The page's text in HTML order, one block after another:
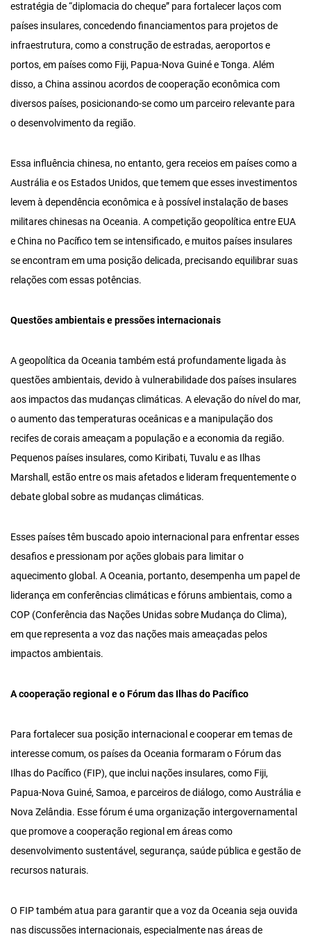
estratégia de “diplomacia do cheque” para fortalecer laços com
países insulares, concedendo financiamentos para projetos de
infraestrutura, como a construção de estradas, aeroportos e
portos, em países como Fiji, Papua-Nova Guiné e Tonga. Além
disso, a China assinou acordos de cooperação econômica com
diversos países, posicionando-se como um parceiro relevante para
o desenvolvimento da região.
Essa influência chinesa, no entanto, gera receios em países como a
Austrália e os Estados Unidos, que temem que esses investimentos
levem à dependência econômica e à possível instalação de bases
militares chinesas na Oceania. A competição geopolítica entre EUA
e China no Pacífico tem se intensificado, e muitos países insulares
se encontram em uma posição delicada, precisando equilibrar suas
relações com essas potências.
Questõesambientais e pressões internacionais
A geopolítica da Oceania também está profundamente ligada às
questões ambientais, devido à vulnerabilidade dos países insulares
aos impactos das mudanças climáticas. A elevação do nível do mar,
o aumento das temperaturas oceânicas e a manipulação dos
recifes de corais ameaçam a população e a economia da região.
Pequenos países insulares, como Kiribati, Tuvalu e as Ilhas
Marshall, estão entre os mais afetados e lideram frequentemente o
debate global sobre as mudanças climáticas.
Esses países têm buscado apoio internacional para enfrentar esses
desafios e pressionam por ações globais para limitar o
aquecimento global. A Oceania, portanto, desempenha um papel de
liderança em conferências climáticas e fóruns ambientais, como a
COP (Conferência das Nações Unidas sobre Mudança do Clima),
em que representa a voz das nações mais ameaçadas pelos
impactos ambientais.
Acooperação regional e o Fórum das Ilhas do Pacífico
Para fortalecer sua posição internacional e cooperar em temas de
interesse comum, os países da Oceania formaram o Fórum das
Ilhas do Pacífico (FIP), que inclui nações insulares, como Fiji,
Papua-Nova Guiné, Samoa, e parceiros de diálogo, como Austrália e
Nova Zelândia. Esse fórum é uma organização intergovernamental
que promove a cooperação regional em áreas como
desenvolvimento sustentável, segurança, saúde pública e gestão de
recursos naturais.
O FIP também atua para garantir que a voz da Oceania seja ouvida
nas discussões internacionais, especialmente nas áreas de